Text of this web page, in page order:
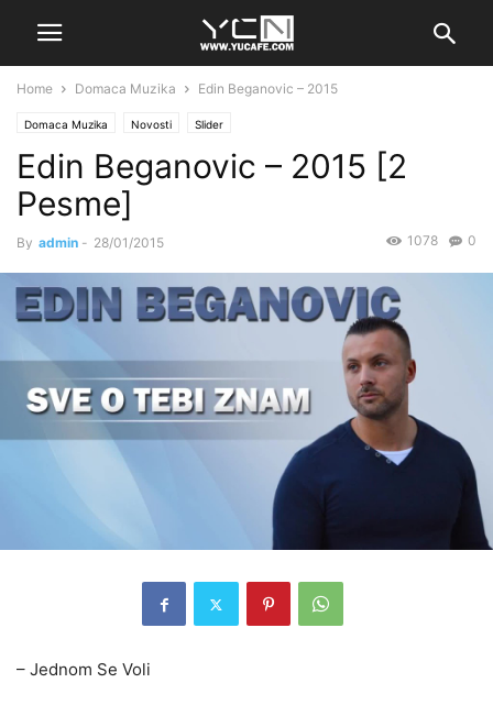
Home Domaca Muzika Edin Beganovic – 2015
Domaca Muzika Novosti Slider
Edin Beganovic – 2015 [2
Pesme]
By admin - 28/01/2015 0
1078
– Jednom Se Voli